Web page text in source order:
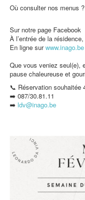
Où consulter nos menus ?
Sur notre page Facebook
À l’entrée de la
En ligne surwww.inago.be
Que vous veniez seul(e),
pause chaleureuse et
📞 Réservation souhaitée
➡️ 087/30.81.11
➡️ ldv@inago.be